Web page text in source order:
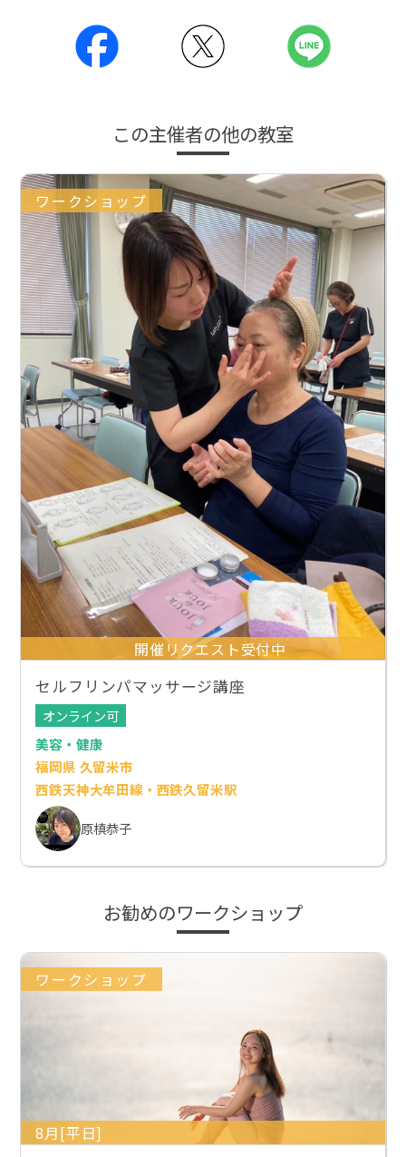
この主催者の他の教室
ワークショップ
開催リクエスト受付中
セルフリンパマッサージ講座
オンライン可
美容・健康
福岡県 久留米市
西鉄天神大牟田線・西鉄久留米駅
原槙恭子
お勧めのワークショップ
ワークショップ
8月[平日]